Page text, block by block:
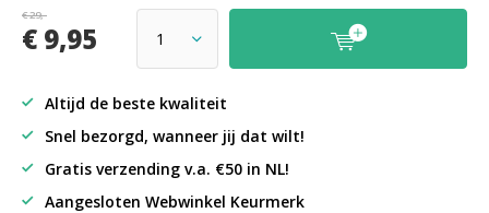
€ 29,-
€ 9,95
Altijd de beste kwaliteit
Snel bezorgd, wanneer jij dat wilt!
Gratis verzending v.a. €50 in NL!
Aangesloten Webwinkel Keurmerk